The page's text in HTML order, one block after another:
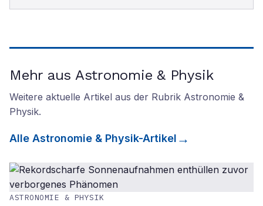
Mehr aus Astronomie & Physik
Weitere aktuelle Artikel aus der Rubrik Astronomie &
Physik.
Alle Astronomie & Physik-Artikel
ASTRONOMIE & PHYSIK